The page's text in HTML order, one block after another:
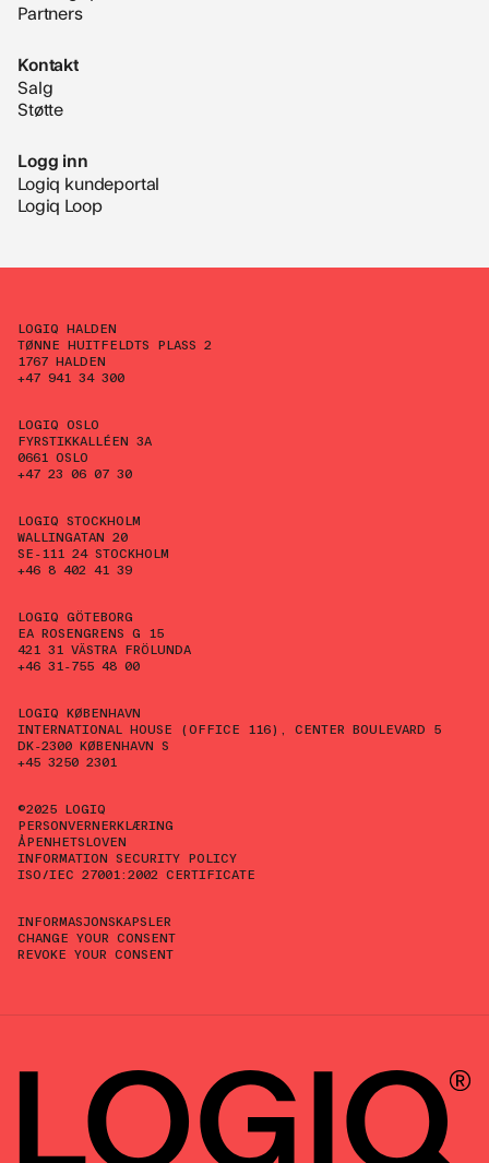
Partners
Kontakt
Salg
Støtte
Logg inn
Logiq kundeportal
Logiq Loop
LOGIQ HALDEN
TØNNE HUITFELDTS PLASS 2
1767 HALDEN
+47 941 34 300
LOGIQ OSLO
FYRSTIKKALLÉEN 3A
0661 OSLO
+47 23 06 07 30
LOGIQ STOCKHOLM
WALLINGATAN 20
SE-111 24 STOCKHOLM
+46 8 402 41 39
LOGIQ GÖTEBORG
EA ROSENGRENS G 15
421 31 VÄSTRA FRÖLUNDA
+46 31-755 48 00
LOGIQ KØBENHAVN
INTERNATIONAL HOUSE (OFFICE 116), CENTER BOULEVARD 5
DK-2300 KØBENHAVN S
+45 3250 2301
©2025 LOGIQ
PERSONVERNERKLÆRING
ÅPENHETSLOVEN
INFORMATION SECURITY POLICY
ISO/IEC 27001:2002 CERTIFICATE
INFORMASJONSKAPSLER
CHANGE YOUR CONSENT
REVOKE YOUR CONSENT